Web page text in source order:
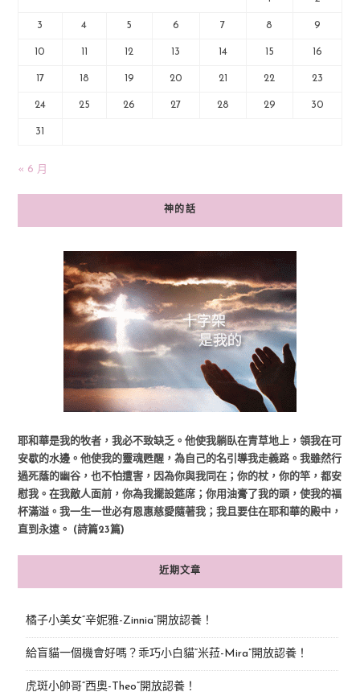
3 4 5 6 7 8 9
10 11 12 13 14 15 16
17 18 19 20 21 22 23
24 25 26 27 28 29 30
31
« 6 月
神的話
耶和華是我的牧者，我必不致缺乏。他使我躺臥在青草地上，領我在可
安歇的水邊。他使我的靈魂甦醒，為自己的名引導我走義路。我雖然行
過死蔭的幽谷，也不怕遭害，因為你與我同在；你的杖，你的竿，都安
慰我。在我敵人面前，你為我擺設筵席；你用油膏了我的頭，使我的福
杯滿溢。我一生一世必有恩惠慈愛隨著我；我且要住在耶和華的殿中，
直到永遠。 (詩篇23篇)
近期文章
橘子小美女“辛妮雅-Zinnia”開放認養！
給盲貓一個機會好嗎？乖巧小白貓“米菈-Mira”開放認養！
虎斑小帥哥“西奧-Theo”開放認養！